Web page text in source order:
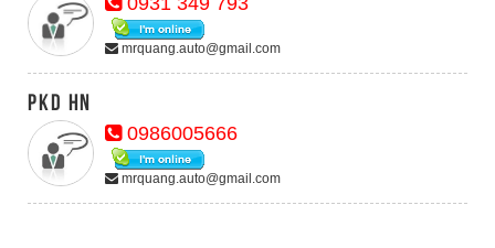
mrquang.auto@gmail.com
PKD HN
0986005666
mrquang.auto@gmail.com